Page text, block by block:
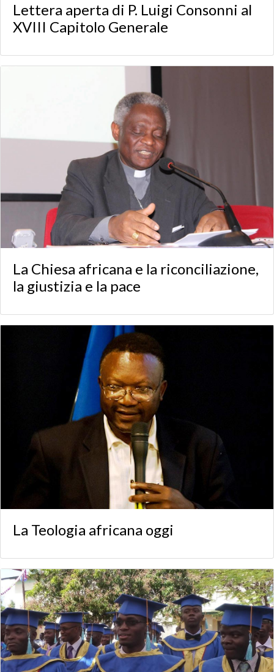
Lettera aperta di P. Luigi Consonni al
XVIII Capitolo Generale
La Chiesa africana e la riconciliazione,
la giustizia e la pace
La Teologia africana oggi